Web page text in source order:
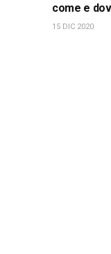
come e
15 DIC 2020